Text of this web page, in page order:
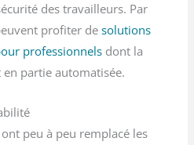
des travailleurs. Par
profiter desolutions
professionnels dont la
partie automatisée.
peu à peu remplacé les